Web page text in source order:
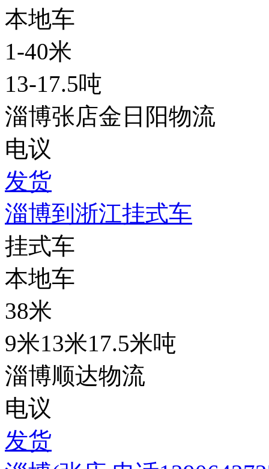
本地车
1-40米
13-17.5吨
淄博张店金日阳物流
电议
发货
淄博到浙江挂式车
挂式车
本地车
38米
9米13米17.5米吨
淄博顺达物流
电议
发货